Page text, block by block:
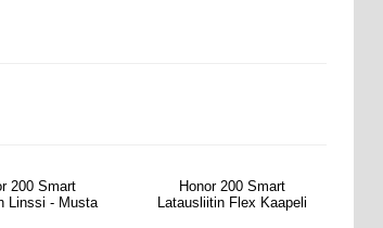
200 Smart
Linssi - Musta
Honor 200 Smart
Latausliitin Flex Kaapeli